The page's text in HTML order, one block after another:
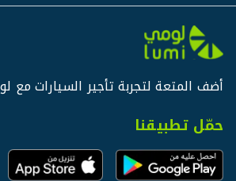
أضف المتعة لتجربة تأجير السيارات مع
حمّل تطبيقنا